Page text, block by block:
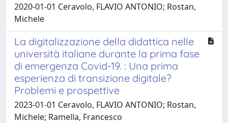
2020-01-01 Ceravolo, FLAVIO ANTONIO; Rostan,
Michele
La digitalizzazione della didattica nelle
università italiane durante la prima fase
di emergenza Covid-19. : Una prima
esperienza di transizione digitale?
Problemi e prospettive
2023-01-01 Ceravolo, FLAVIO ANTONIO; Rostan,
Michele; Ramella, Francesco